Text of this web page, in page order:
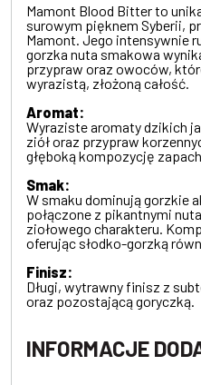
Mamont Blood Bitter to
surowym pięknem Syberii,
Mamont. Jego intensywnie
gorzka nuta smakowa
przypraw oraz owoców,
wyrazistą, złożoną całość.
Aromat:
Wyraziste aromaty dzikich
ziół oraz przypraw
głęboką kompozycję
Smak:
W smaku dominują gorzkie
połączone z pikantnymi
ziołowego charakteru.
oferując słodko-gorzką
Finisz:
Długi, wytrawny finisz z
oraz pozostającą goryczką.
INFORMACJE